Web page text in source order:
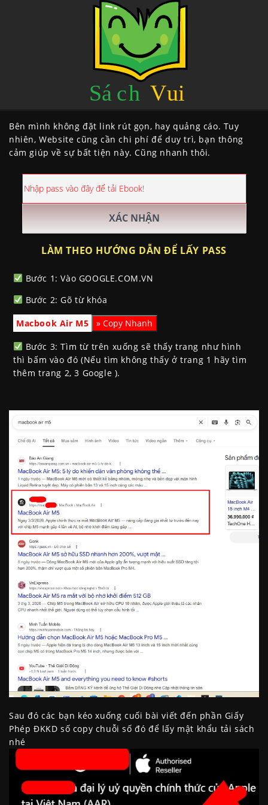
Bên mình không đặt link rút gọn, hay quảng cáo. Tuy
nhiên, Website cũng cần chi phí để duy trì, bạn thông
cảm giúp về sự bất tiện này. Cũng nhanh thôi.
LÀM THEO HƯỚNG DẪN ĐỂ LẤY PASS
Bước 1: Vào GOOGLE.COM.VN
Bước 2: Gõ từ khóa
Macbook Air M5
Bước 3: Tìm từ trên xuống sẽ thấy trang như hình
thì bấm vào đó (Nếu tìm không thấy ở trang 1 hãy tìm
thêm trang 2, 3 Google ).
Sau đó các bạn kéo xuống cuối bài viết đến phần Giấy
Phép ĐKKD số copy chuỗi số đó để lấy mật khẩu tải sách
nhé